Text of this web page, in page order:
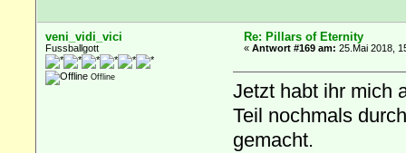
veni_vidi_vici
Fussballgott
Offline
Re: Pillars of Eternity
«Antwort #169 am: 25.Mai 2018,
Jetzt habt ihr mich
Teil nochmals
gemacht.